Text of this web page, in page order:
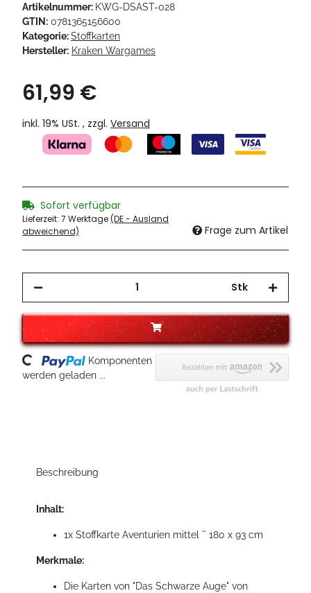
Artikelnummer: KWG-DSAST-028
GTIN: 0781365156600
Kategorie:Stoffkarten
Hersteller: Kraken Wargames
61,99 €
inkl. 19% USt. , zzgl. Versand
Sofort verfügbar
Lieferzeit: 7 Werktage(DE - Ausland
abweichend)
Frage zum Artikel
Stk
Loading...
Komponenten
werden geladen ...
Beschreibung
Inhalt:
1x Stoffkarte Aventurien mittel ˜ 180 x 93 cm
Merkmale:
Die Karten von "Das Schwarze Auge" von